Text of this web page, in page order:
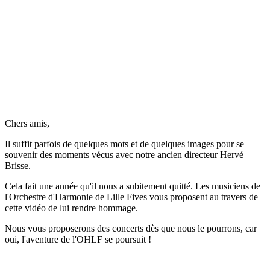
Chers amis,
Il suffit parfois de quelques mots et de quelques images pour se
souvenir des moments vécus avec notre ancien directeur Hervé
Brisse.
Cela fait une année qu'il nous a subitement quitté. Les musiciens de
l'Orchestre d'Harmonie de Lille Fives vous proposent au travers de
cette vidéo de lui rendre hommage.
Nous vous proposerons des concerts dès que nous le pourrons, car
oui, l'aventure de l'OHLF se poursuit !